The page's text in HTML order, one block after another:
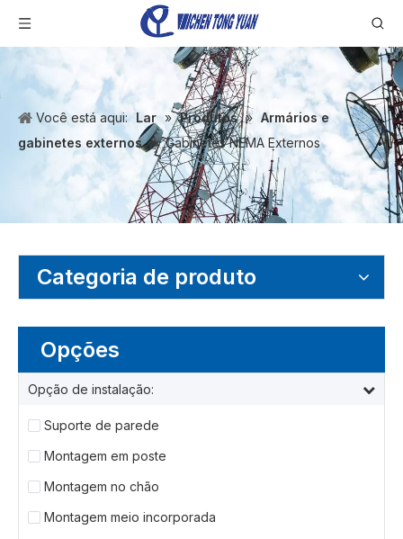
Você está aqui: Lar » Produtos » Armários e
gabinetes externos » Gabinetes NEMA Externos
Categoria de produto
Opções
Opção de instalação:
Suporte de parede
Montagem em poste
Montagem no chão
Montagem meio incorporada